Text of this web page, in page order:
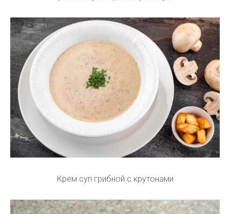
Крем суп грибной с крутонами